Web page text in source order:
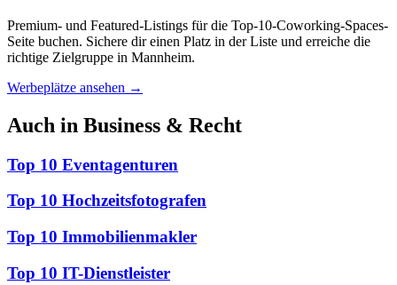
Premium- und Featured-Listings für die Top-10-Coworking-Spaces-
Seite buchen. Sichere dir einen Platz in der Liste und erreiche die
richtige Zielgruppe in Mannheim.
Werbeplätze ansehen →
Auch in Business & Recht
Top 10 Eventagenturen
Top 10 Hochzeitsfotografen
Top 10 Immobilienmakler
Top 10 IT-Dienstleister